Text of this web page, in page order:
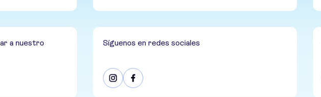
a nuestro
Síguenos en redes sociales